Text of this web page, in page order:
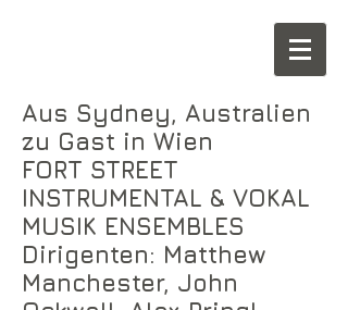
Aus Sydney, Australien
zu Gast in Wien
FORT STREET
INSTRUMENTAL & VOKAL
MUSIK ENSEMBLES
Dirigenten: Matthew
Manchester, John